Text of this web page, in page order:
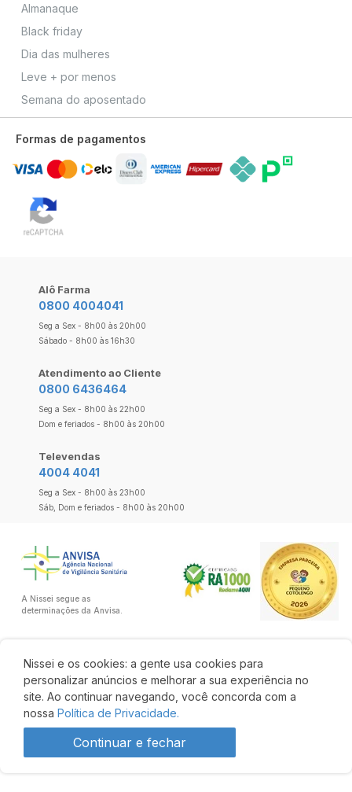
R$ 33,88
Nissei e os cookies: a gente usa cookies para
personalizar anúncios e melhorar a sua experiência no
site. Ao continuar navegando, você concorda com a
nossa Política de Privacidade.
Continuar e fechar
Almanaque
Black friday
Dia das mulheres
Leve + por menos
Semana do aposentado
Formas de pagamentos
Alô Farma
0800 4004041
Seg a Sex - 8h00 às 20h00
Sábado - 8h00 às 16h30
Atendimento ao Cliente
0800 6436464
Seg a Sex - 8h00 às 22h00
Dom e feriados - 8h00 às 20h00
Televendas
4004 4041
Seg a Sex - 8h00 às 23h00
Sáb, Dom e feriados - 8h00 às 20h00
A Nissei segue as
determinações da Anvisa.